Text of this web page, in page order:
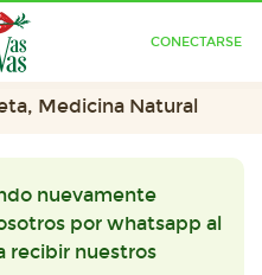
CONECTARSE
Medicina Natural
nuevamente
por whatsapp al
recibir nuestros